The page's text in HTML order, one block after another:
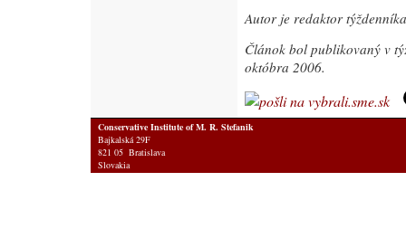
Autor je redaktor
Článok bol publikovaný v
októbra 2006.
Conservative Institute of M. R. Stefanik
Bajkalská 29F
821 05 Bratislava
Slovakia